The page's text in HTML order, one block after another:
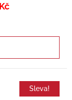
Kč
Sleva!